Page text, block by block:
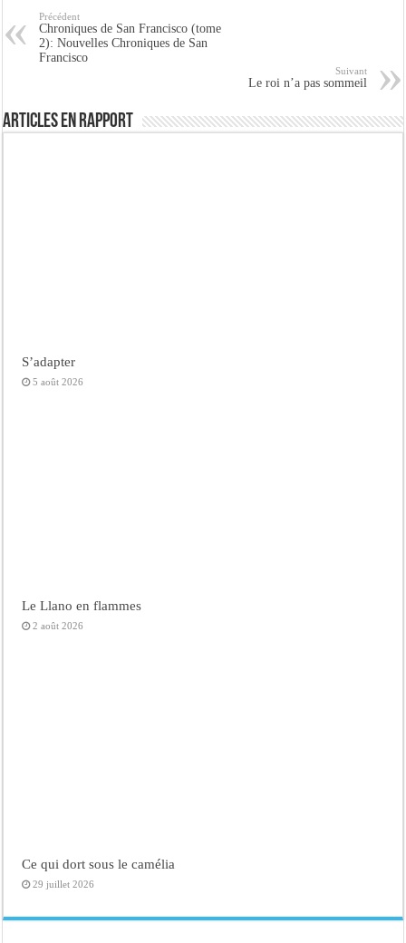
Précédent
Chroniques de San Francisco (tome
2): Nouvelles Chroniques de San
Francisco
Suivant
Le roi n’a pas sommeil
Articles en rapport
S’adapter
5 août 2026
Le Llano en flammes
2 août 2026
Ce qui dort sous le camélia
29 juillet 2026